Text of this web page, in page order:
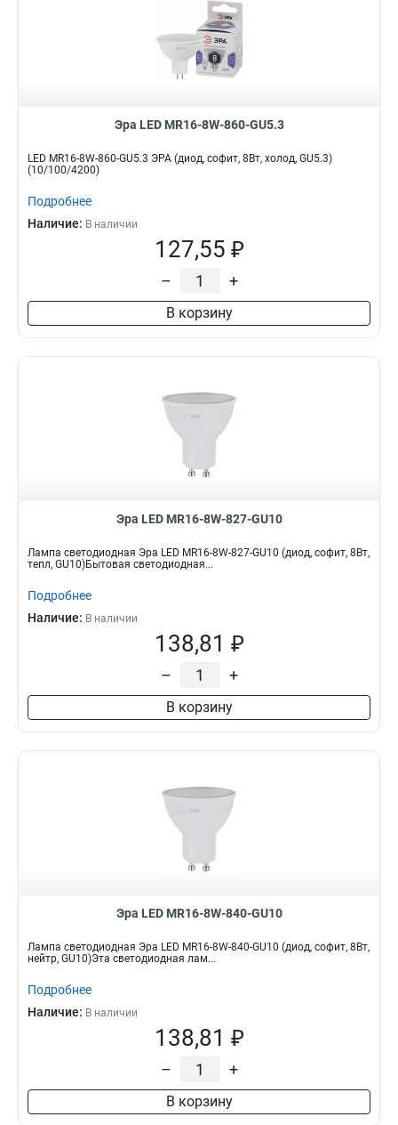
Эра LED MR16-8W-860-GU5.3
LED MR16-8W-860-GU5.3 ЭРА (диод, софит, 8Вт, холод, GU5.3)
(10/100/4200)
Подробнее
Наличие: В наличии
127,55 ₽
– +
В корзину
Эра LED MR16-8W-827-GU10
Лампа светодиодная Эра LED MR16-8W-827-GU10 (диод, софит, 8Вт,
тепл, GU10)Бытовая светодиодная...
Подробнее
Наличие: В наличии
138,81 ₽
– +
В корзину
Эра LED MR16-8W-840-GU10
Лампа светодиодная Эра LED MR16-8W-840-GU10 (диод, софит, 8Вт,
нейтр, GU10)Эта светодиодная лам...
Подробнее
Наличие: В наличии
138,81 ₽
– +
В корзину